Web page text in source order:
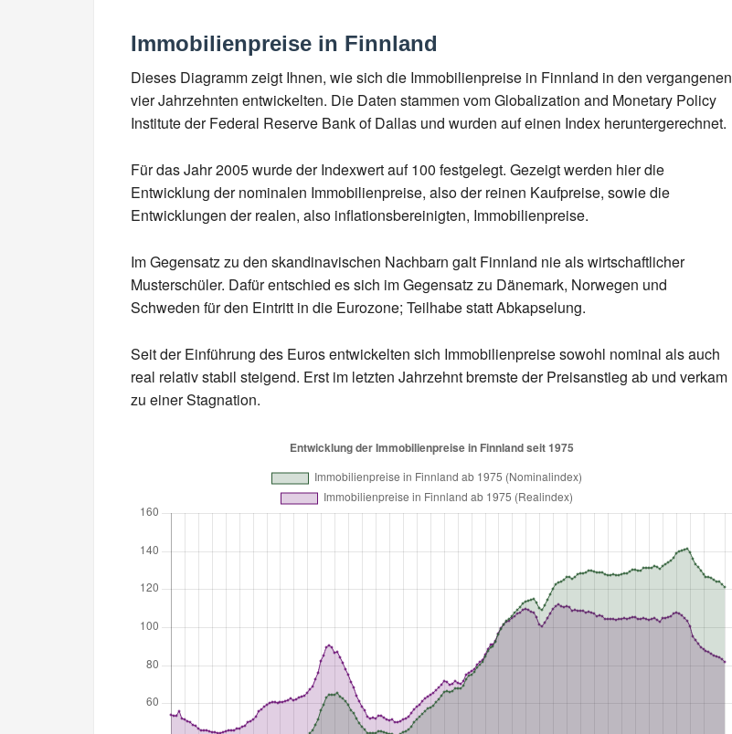
Immobilienpreise in Finnland
Dieses Diagramm zeigt Ihnen, wie sich die Immobilienpreise in Finnland in den vergangenen
vier Jahrzehnten entwickelten. Die Daten stammen vom Globalization and Monetary Policy
Institute der Federal Reserve Bank of Dallas und wurden auf einen Index heruntergerechnet.
Für das Jahr 2005 wurde der Indexwert auf 100 festgelegt. Gezeigt werden hier die
Entwicklung der nominalen Immobilienpreise, also der reinen Kaufpreise, sowie die
Entwicklungen der realen, also inflationsbereinigten, Immobilienpreise.
Im Gegensatz zu den skandinavischen Nachbarn galt Finnland nie als wirtschaftlicher
Musterschüler. Dafür entschied es sich im Gegensatz zu Dänemark, Norwegen und
Schweden für den Eintritt in die Eurozone; Teilhabe statt Abkapselung.
Seit der Einführung des Euros entwickelten sich Immobilienpreise sowohl nominal als auch
real relativ stabil steigend. Erst im letzten Jahrzehnt bremste der Preisanstieg ab und verkam
zu einer Stagnation.